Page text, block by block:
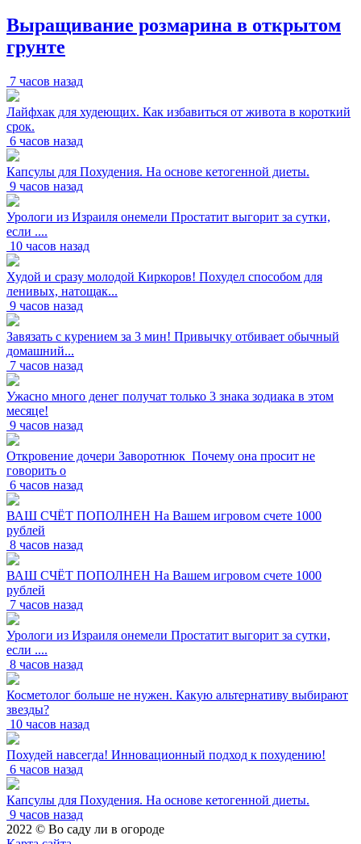
Выращивание розмарина в открытом
грунте
7 часов назад
Лайфхак для худеющих. Как избавиться от живота в короткий
срок.
6 часов назад
Капсулы для Похудения. На основе кетогенной диеты.
9 часов назад
Урологи из Израиля онемели Простатит выгорит за сутки,
если ....
10 часов назад
Худой и сразу молодой Киркоров! Похудел способом для
ленивых, натощак...
9 часов назад
Завязать с курением за 3 мин! Привычку отбивает обычный
домашний...
7 часов назад
Ужасно много денег получат только 3 знака зодиака в этом
месяце!
9 часов назад
Откровение дочери Заворотнюк_Почему она просит не
говорить о
6 часов назад
ВАШ СЧЁТ ПОПОЛНЕН На Вашем игровом счете 1000
рублей
8 часов назад
ВАШ СЧЁТ ПОПОЛНЕН На Вашем игровом счете 1000
рублей
7 часов назад
Урологи из Израиля онемели Простатит выгорит за сутки,
если ....
8 часов назад
Косметолог больше не нужен. Какую альтернативу выбирают
звезды?
10 часов назад
Похудей навсегда! Инновационный подход к похудению!
6 часов назад
Капсулы для Похудения. На основе кетогенной диеты.
9 часов назад
2022 © Во саду ли в огороде